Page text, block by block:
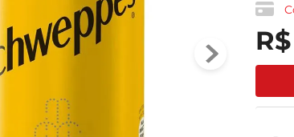
R$
leite
tv